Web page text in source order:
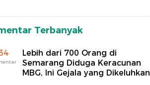
Terbanyak
Lebih dari 700 Orang di
Semarang Diduga Keracunan
MBG, Ini Gejala yang Dikeluhkan